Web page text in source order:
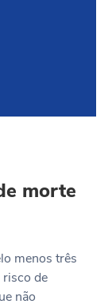
morte
menos três
de
não